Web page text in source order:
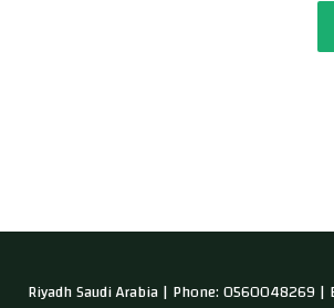
Riyadh Saudi Arabia | Phone: 0560048269 |